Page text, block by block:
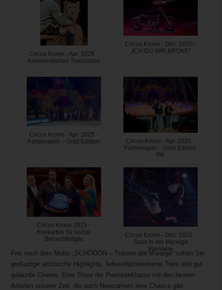
Circus Krone - Apr. 2026 -
Kommentierten Tierproben
Circus Krone - Dez. 2025 -
„ICH.DU.WIR.KRONE"
Circus Krone - Apr. 2025 -
Farbenspiel – Gold Edition
Circus Krone - Apr. 2025 -
Farbenspiel – Gold Edition
PK
Circus Krone 2025 -
Freikarten für sozial
Benachteiligte
Circus Krone - Dez. 2022 -
Stars in der Manege
Premiere
Frei nach dem Motto „SCHÖÖÖN – Träume der Manege“ sehen Sie
großartige artistische Highlights, liebevollpräsentierte Tiere und gut
gelaunte Clowns. Eine Show der Premiumklasse mit den besten
Artisten unserer Zeit, die auch Newcomern eine Chance gibt.